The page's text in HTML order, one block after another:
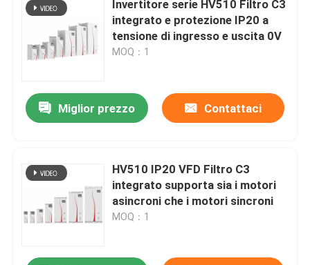
inverter ibrido solare
Invertitore serie HV510 Filtro C3
integrato e protezione IP20 a
tensione di ingresso e uscita 0V
MOQ：1
Miglior prezzo Contattaci
HV510 IP20 VFD Filtro C3
integrato supporta sia i motori
asincroni che i motori sincroni
MOQ：1